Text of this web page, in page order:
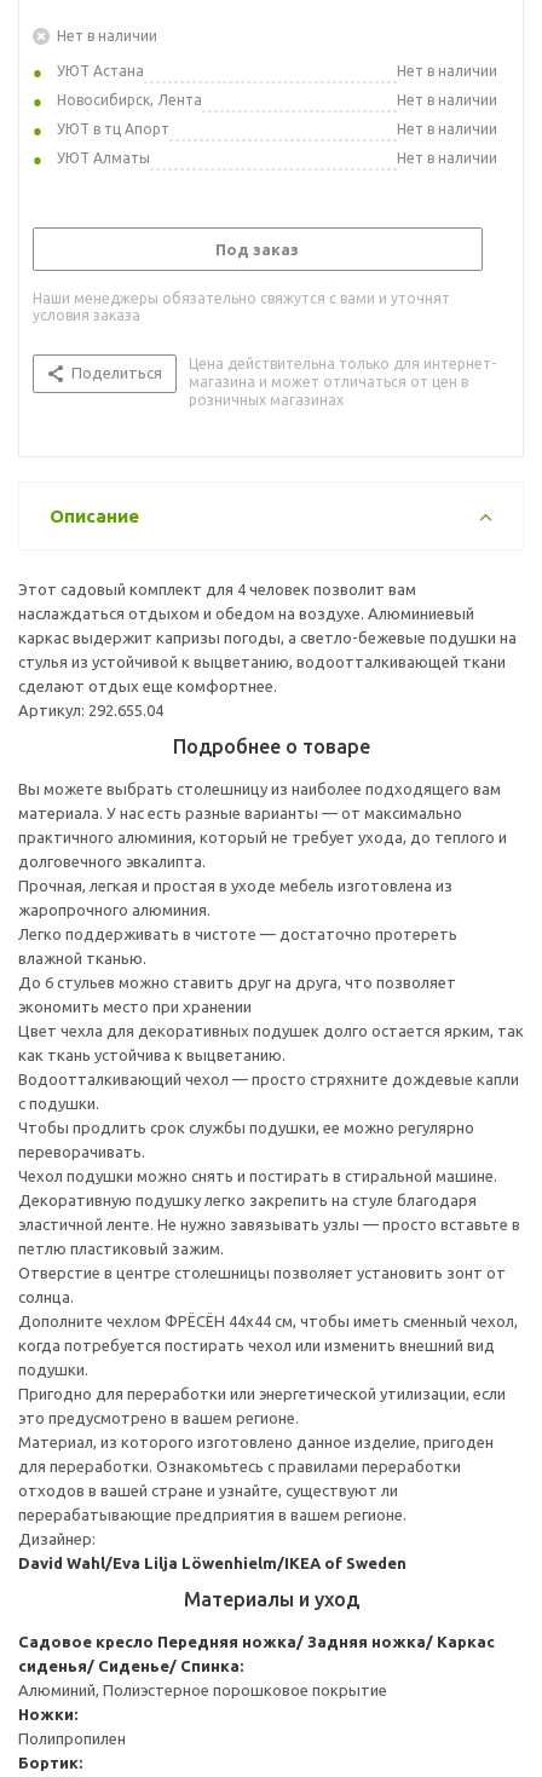
Нет в наличии
УЮТ Астана
Нет в наличии
Новосибирск, Лента
Нет в наличии
УЮТ в тц Апорт
Нет в наличии
УЮТ Алматы
Нет в наличии
Под заказ
Наши менеджеры обязательно свяжутся с вами и уточнят
условия заказа
Поделиться
Цена действительна только для интернет-
магазина и может отличаться от цен в
розничных магазинах
Описание
Этот садовый комплект для 4 человек позволит вам
наслаждаться отдыхом и обедом на воздухе. Алюминиевый
каркас выдержит капризы погоды, а светло-бежевые подушки на
стулья из устойчивой к выцветанию, водоотталкивающей ткани
сделают отдых еще комфортнее.
Артикул: 292.655.04
Подробнее о товаре
Вы можете выбрать столешницу из наиболее подходящего вам
материала. У нас есть разные варианты — от максимально
практичного алюминия, который не требует ухода, до теплого и
долговечного эвкалипта.
Прочная, легкая и простая в уходе мебель изготовлена из
жаропрочного алюминия.
Легко поддерживать в чистоте — достаточно протереть
влажной тканью.
До 6 стульев можно ставить друг на друга, что позволяет
экономить место при хранении
Цвет чехла для декоративных подушек долго остается ярким, так
как ткань устойчива к выцветанию.
Водоотталкивающий чехол — просто стряхните дождевые капли
с подушки.
Чтобы продлить срок службы подушки, ее можно регулярно
переворачивать.
Чехол подушки можно снять и постирать в стиральной машине.
Декоративную подушку легко закрепить на стуле благодаря
эластичной ленте. Не нужно завязывать узлы — просто вставьте в
петлю пластиковый зажим.
Отверстие в центре столешницы позволяет установить зонт от
солнца.
Дополните чехлом ФРЁСЁН 44x44 см, чтобы иметь сменный чехол,
когда потребуется постирать чехол или изменить внешний вид
подушки.
Пригодно для переработки или энергетической утилизации, если
это предусмотрено в вашем регионе.
Материал, из которого изготовлено данное изделие, пригоден
для переработки. Ознакомьтесь с правилами переработки
отходов в вашей стране и узнайте, существуют ли
перерабатывающие предприятия в вашем регионе.
Дизайнер:
David Wahl/Eva Lilja Löwenhielm/IKEA of Sweden
Материалы и уход
Садовое кресло Передняя ножка/ Задняя ножка/ Каркас
сиденья/ Сиденье/ Спинка:
Алюминий, Полиэстерное порошковое покрытие
Ножки:
Полипропилен
Бортик: